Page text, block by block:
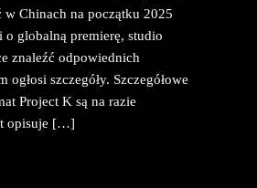
w Chinach na początku 2025
o globalną premierę, studio
znaleźć odpowiednich
ogłosi szczegóły. Szczegółowe
Project K są na razie
opisuje […]